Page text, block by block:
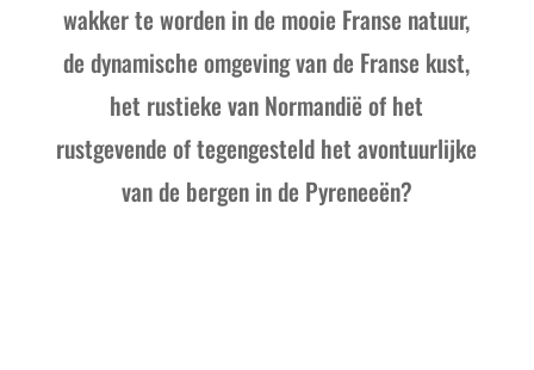
wakker te worden in de mooie Franse natuur,
de dynamische omgeving van de Franse kust,
het rustieke van Normandië of het
rustgevende of tegengesteld het avontuurlijke
van de bergen in de Pyreneeën?